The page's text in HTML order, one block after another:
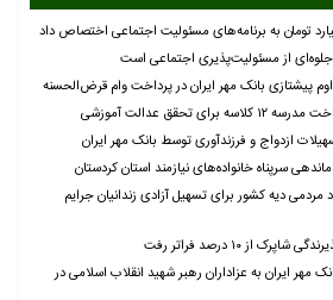
جلوه‌ای از مسئولیت‌پذیری اجتماعی است
تحقق عدالت آموزشی
سرپناه خانواده‌های نیازمند استان کردستان
مردمی دیه کشور برای تسهیل آزادی زندانیان جرایم
از ۱۰ درصد فراتر رفت
مهر ایران به عزاداران رهبر شهید انقلاب اسلامی در